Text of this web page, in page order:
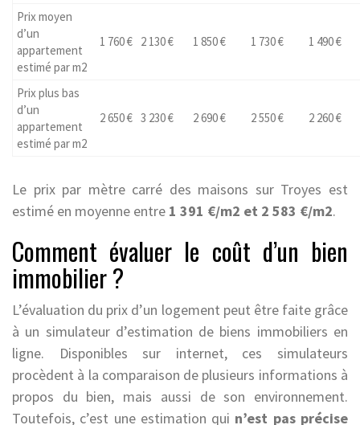
Prix moyen
d’un
appartement
estimé par m2
1 760 € 2 130 € 1 850 € 1 730 € 1 490 €
Prix plus bas
d’un
appartement
estimé par m2
2 650 € 3 230 € 2 690 € 2 550 € 2 260 €
Le prix par mètre carré des maisons sur Troyes est
estimé en moyenne entre 1 391 €/m2 et 2 583 €/m2.
Comment évaluer le coût d’un bien
immobilier ?
L’évaluation du prix d’un logement peut être faite grâce
à un simulateur d’estimation de biens immobiliers en
ligne. Disponibles sur internet, ces simulateurs
procèdent à la comparaison de plusieurs informations à
propos du bien, mais aussi de son environnement.
Toutefois, c’est une estimation qui n’est pas précise